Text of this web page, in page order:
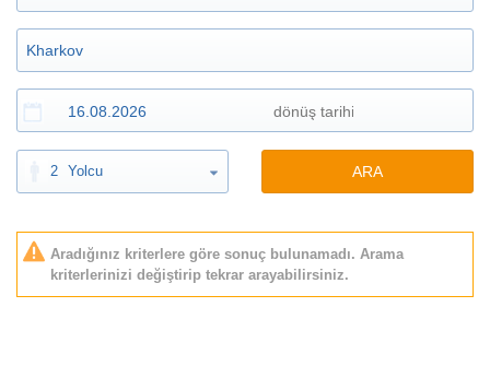
2 Yolcu ARA
Aradığınız kriterlere göre sonuç bulunamadı. Arama
kriterlerinizi değiştirip tekrar arayabilirsiniz.